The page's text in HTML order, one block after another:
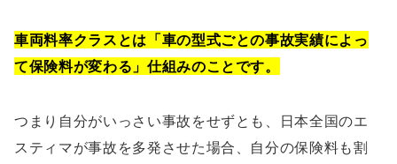
車両料率クラスとは「車の型式ごとの事故実績によっ
て保険料が変わる」仕組みのことです。
つまり自分がいっさい事故をせずとも、日本全国のエ
スティマが事故を多発させた場合、自分の保険料も割